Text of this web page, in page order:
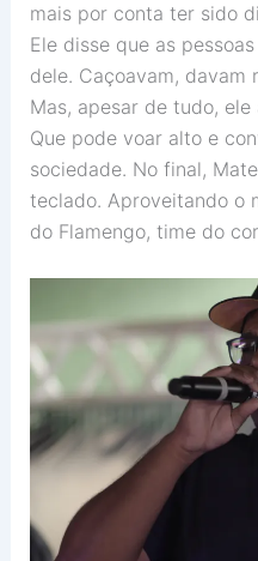
mais por conta ter sido
Ele disse que as
dele. Caçoavam, davam
Mas, apesar de tudo,
Que pode voar alto e
sociedade. No final,
teclado. Aproveitando o
do Flamengo, time do